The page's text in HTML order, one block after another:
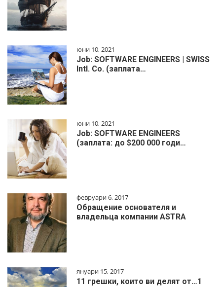
юни 10, 2021
Job: SOFTWARE ENGINEERS | SWISS
Intl. Co. (заплата…
юни 10, 2021
Job: SOFTWARE ENGINEERS
(заплата: до $200 000 годи…
февруари 6, 2017
Обращение основателя и
владельца компании ASTRA
януари 15, 2017
11 грешки, които ви делят от…1